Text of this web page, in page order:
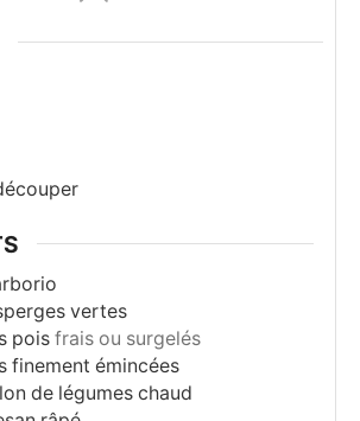
vertes
pois frais ou surgelés
finement émincées
de légumes chaud